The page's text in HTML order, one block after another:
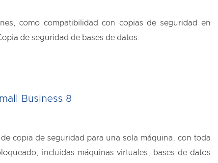
como compatibilidad con copias de seguridad en
de seguridad de bases de datos.
Business 8
copia de seguridad para una sola máquina, con toda
incluidas máquinas virtuales, bases de datos